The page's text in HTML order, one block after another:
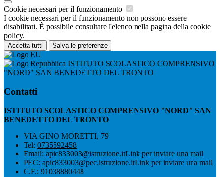
Cookie necessari per il funzionamento
I cookie necessari per il funzionamento non possono essere
disabilitati. È possibile consultare l'elenco nella pagina della cookie
policy.
Accetta tutti Salva le preferenze
ISTITUTO SCOLASTICO COMPRENSIVO
"NORD" SAN BENEDETTO DEL TRONTO
Contatti
ISTITUTO SCOLASTICO COMPRENSIVO "NORD" SAN
BENEDETTO DEL TRONTO
VIA GINO MORETTI, 79
Tel: 0735592458
Email: apic833003@istruzione.itLink per inviare una mail
PEC: apic833003@pec.istruzione.itLink per inviare una mail
C.F.: 91038880448